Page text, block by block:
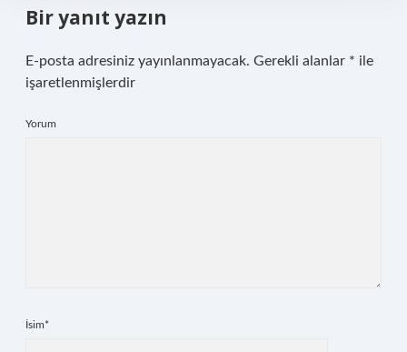
Bir yanıt yazın
E-posta adresiniz yayınlanmayacak. Gerekli alanlar * ile
işaretlenmişlerdir
Yorum
İsim*